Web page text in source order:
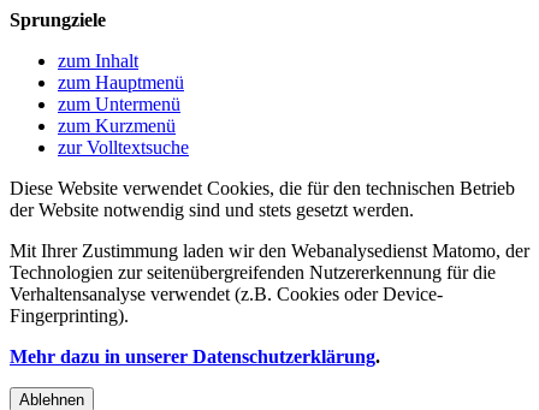
Sprungziele
zum Inhalt
zum Hauptmenü
zum Untermenü
zum Kurzmenü
zur Volltextsuche
Diese Website verwendet Cookies, die für den technischen Betrieb
der Website notwendig sind und stets gesetzt werden.
Mit Ihrer Zustimmung laden wir den Webanalysedienst Matomo, der
Technologien zur seitenübergreifenden Nutzererkennung für die
Verhaltensanalyse verwendet (z.B. Cookies oder Device-
Fingerprinting).
Mehr dazu in unserer Datenschutzerklärung.
Ablehnen